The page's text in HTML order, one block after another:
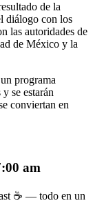
de la
diálogo con los
las autoridades de
de México y la
programa
se estarán
conviertan en
am
☕ — todo en un